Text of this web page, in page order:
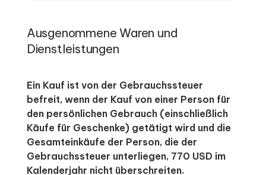
Ausgenommene Waren und
Dienstleistungen
Ein Kauf ist von der Gebrauchssteuer
befreit, wenn der Kauf von einer Person für
den persönlichen Gebrauch (einschließlich
Käufe für Geschenke) getätigt wird und die
Gesamteinkäufe der Person, die der
Gebrauchssteuer unterliegen, 770 USD im
Kalenderjahr nicht überschreiten.